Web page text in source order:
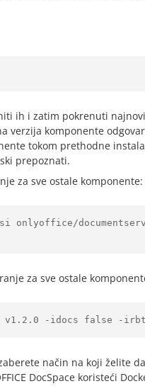
ih i zatim pokrenuti
verzija komponente
tokom prethodne
prepoznati.
za sve ostale komponente:
onlyoffice/
za sve ostale
v1.2.0 -idocs false -
način na koji želite da
DocSpace koristeći